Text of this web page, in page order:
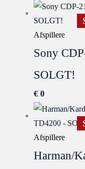
Afspillere
Sony
SOLGT!
€0
Afspillere
Harman/